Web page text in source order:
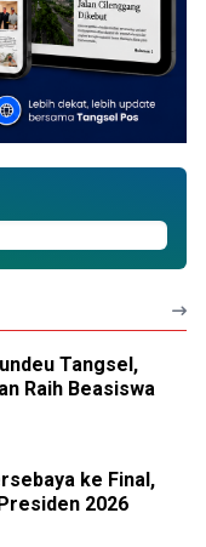
Tangsel,
Raih Beasiswa
ke Final,
2026